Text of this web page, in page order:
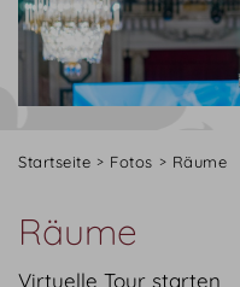
Startseite Fotos Räume
Räume
Virtuelle Tour starten